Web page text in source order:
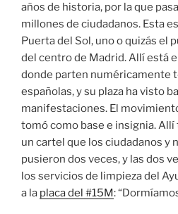
años de historia, por la que
millones de ciudadanos. Esta
Puerta del Sol, uno o quizás el
del centro de Madrid. Allí está
donde parten numéricamente
españolas, y su plaza ha visto
manifestaciones. El
tomó como base e insignia.
un cartel que los ciudadanos y
pusieron dos veces, y las dos
los servicios de limpieza del
a la placa del #15M: